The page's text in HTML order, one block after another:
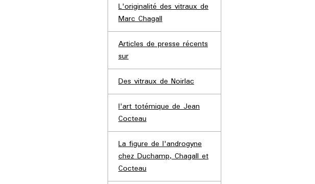
L'originalité des vitraux de
Marc Chagall
Articles de presse récents
sur
Des vitraux de Noirlac
l'art totémique de Jean
Cocteau
La figure de l'androgyne
chez Duchamp, Chagall et
Cocteau